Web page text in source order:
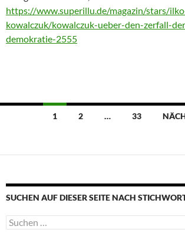
https://www.superillu.de/magazin/stars/
kowalczuk/kowalczuk-ueber-den-zerfall-
demokratie-2555
Beitragsnavigation
1 2 … 33
SUCHEN AUF DIESER SEITE NACH
Suche
nach: